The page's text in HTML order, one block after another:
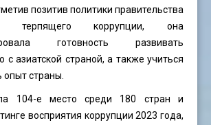
позитив политики правительства
терпящего коррупции, она
готовность развивать
с азиатской страной, а также учиться
опыт страны.
104-е место среди 180 стран и
восприятия коррупции 2023 года,